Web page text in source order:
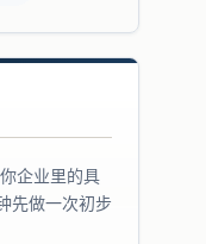
企业里的具
先做一次初步